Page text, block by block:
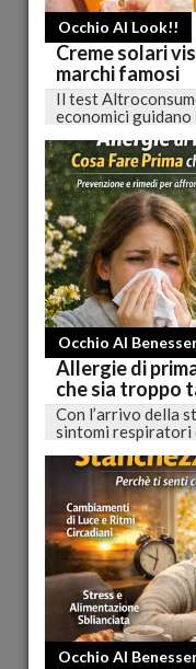
Occhio al Look!! -
riconosce dalle
Eccoci alla sesta ed
realizzata nel Globo
pubblicato il 28/12/
Occhio al look -
ma solo di colore
Eccoci alla quinta
Globo Center
pubblicato il 21/12/
Occhio Al Look!!
Creme solari
marchi famosi
Il test
economici guidano
Occhio Al
Allergie di
che sia troppo
Con l’arrivo della
sintomi respiratori
Occhio Al